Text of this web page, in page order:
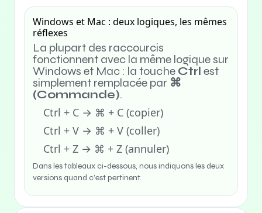
Windows et Mac : deux logiques, les mêmes
réflexes
La plupart des raccourcis
fonctionnent avec la même logique sur
Windows et Mac : la touche Ctrl est
simplement remplacée par ⌘
(Commande).
Ctrl + C → ⌘ + C (copier)
Ctrl + V → ⌘ + V (coller)
Ctrl + Z → ⌘ + Z (annuler)
Dans les tableaux ci-dessous, nous indiquons les deux
versions quand c’est pertinent.